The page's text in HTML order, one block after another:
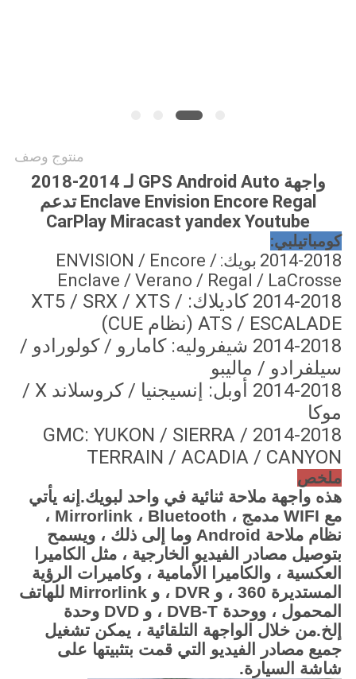
منتوج وصف
واجهة GPS Android Auto لـ 2014-2018
Enclave Envision Encore Regal تدعم
CarPlay Miracast yandex Youtube
كومباتيلبي:
2014-2018 بويك: ENVISION / Encore /
Enclave / Verano / Regal / LaCrosse
2014-2018 كاديلاك: XT5 / SRX / XTS /
ATS / ESCALADE (نظام CUE)
2014- 2018 شيفروليه: كامارو / كولورادو /
سيلفرادو / ماليبو
2014-2018 أوبل: إنسيجنيا / كروسلاند X /
موكا
2014-2018 GMC: YUKON / SIERRA /
TERRAIN / ACADIA / CANYON
ملخص
هذه واجهة ملاحة ثنائية في واحد لبويك.إنه يأتي
مع WIFI مدمج ، Mirrorlink ، Bluetooth ،
نظام ملاحة Android وما إلى ذلك ، ويسمح
بتوصيل مصادر الفيديو الخارجية ، مثل الكاميرا
العكسية ، والكاميرا الأمامية ، وكاميرات الرؤية
المستديرة 360 ، و DVR ، و Mirrorlink للهاتف
المحمول ، ووحدة DVB-T ، و DVD وحدة
إلخ.من خلال الواجهة التلقائية ، يمكن تشغيل
جميع مصادر الفيديو التي قمت بتثبيتها على
شاشة السيارة.